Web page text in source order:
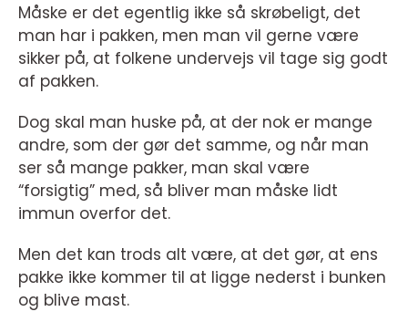
Måske er det egentlig ikke så skrøbeligt, det
man har i pakken, men man vil gerne være
sikker på, at folkene undervejs vil tage sig godt
af pakken.
Dog skal man huske på, at der nok er mange
andre, som der gør det samme, og når man
ser så mange pakker, man skal være
“forsigtig” med, så bliver man måske lidt
immun overfor det.
Men det kan trods alt være, at det gør, at ens
pakke ikke kommer til at ligge nederst i bunken
og blive mast.